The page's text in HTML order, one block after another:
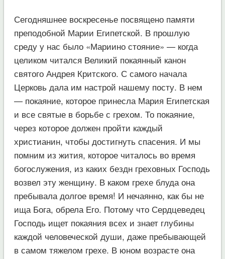
Сегодняшнее воскресенье посвящено памяти
преподобной Марии Египетской. В прошлую
среду у нас было «Мариино стояние» — когда
целиком читался Великий покаянный канон
святого Андрея Критского. С самого начала
Церковь дала им настрой нашему посту. В нем
— покаяние, которое принесла Мария Египетская
и все святые в борьбе с грехом. То покаяние,
через которое должен пройти каждый
христианин, чтобы достигнуть спасения. И мы
помним из жития, которое читалось во время
богослужения, из каких бездн греховных Господь
возвел эту женщину. В каком грехе блуда она
пребывала долгое время! И нечаянно, как бы не
ища Бога, обрела Его. Потому что Сердцеведец
Господь ищет покаяния всех и знает глубины
каждой человеческой души, даже пребывающей
в самом тяжелом грехе. В юном возрасте она